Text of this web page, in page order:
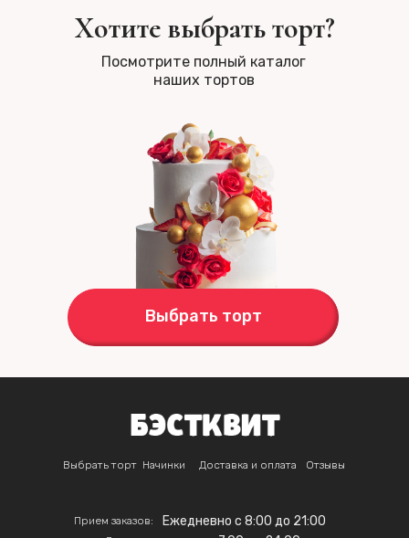
Хотите выбрать торт?
Посмотрите полный каталог
наших тортов
Выбрать торт
Выбрать торт Начинки Доставка и оплата Отзывы
Прием заказов: Ежедневно с 8:00 до 21:00